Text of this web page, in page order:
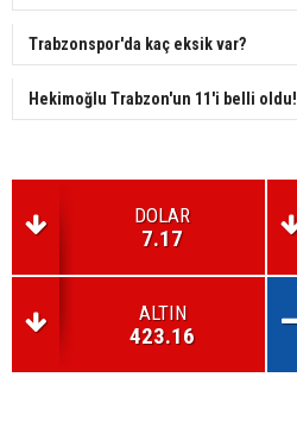
Trabzonspor'da kaç eksik var?
Hekimoğlu Trabzon'un 11'i belli oldu!
DOLAR
7.17
ALTIN
423.16